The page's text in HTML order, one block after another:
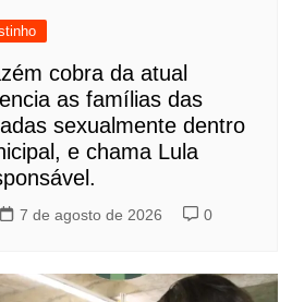
cobra da atual
as famílias das
sexualmente dentro
e chama Lula
7 de agosto de 2026 0